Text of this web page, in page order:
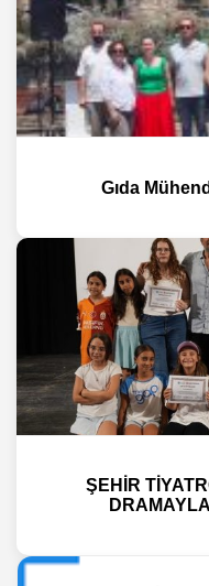
Gıda
ŞEHİR